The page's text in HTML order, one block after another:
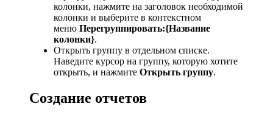
колонки, нажмите на заголовок необходимой
колонки и выберите в контекстном
меню Перегруппировать:{Название
колонки}.
Открыть группу в отдельном списке.
Наведите курсор на группу, которую хотите
открыть, и нажмите Открыть группу.
Создание отчетов